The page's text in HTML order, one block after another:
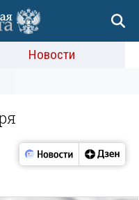
Новости